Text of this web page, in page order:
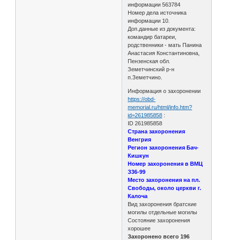
информации 563784
Номер дела источника
информации 10.
Доп.данные из документа:
командир батареи,
родственники - мать Панина
Анастасия Константиновна,
Пензенская обл.
Земетчинский р-н
п.Земетчино.
Информация о захоронении
https://obd-
memorial.ru/html/info.htm?
id=261985858 :
ID 261985858
Страна захоронения
Венгрия
Регион захоронения Бач-
Кишкун
Номер захоронения в ВМЦ
З36-99
Место захоронения на пл.
Свободы, около церкви г.
Калоча
Вид захоронения братские
могилы отдельные могилы
Состояние захоронения
хорошее
Захоронено всего 196